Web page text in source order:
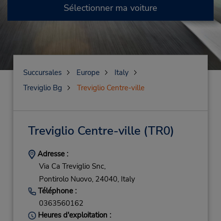
Sélectionner ma voiture
Succursales Europe
Italy
Treviglio Bg
Treviglio Centre-ville
Treviglio Centre-ville (TR0)
Adresse :
Via Ca Treviglio Snc,
Pontirolo Nuovo, 24040, Italy
Téléphone :
0363560162
Heures d'exploitation :